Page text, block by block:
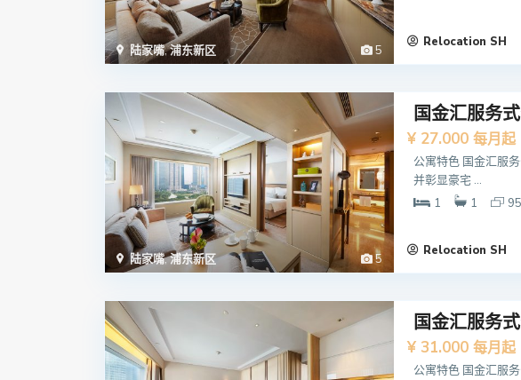
5
陆家嘴,浦东新区
Relocation SH
5
陆家嘴,浦东新区
国金汇服务
¥ 27.000 每月起
公寓特色 国金汇服
并彰显豪宅 ...
1
1
Relocation SH
国金汇服务
¥ 31.000 每月起
公寓特色 国金汇服